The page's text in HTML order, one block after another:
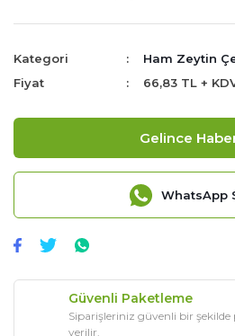
Kategori
Ham Zeytin
Fiyat
66,83 TL +
Gelince
WhatsApp
Güvenli Paketleme
Siparişleriniz güvenli bir
verilir.